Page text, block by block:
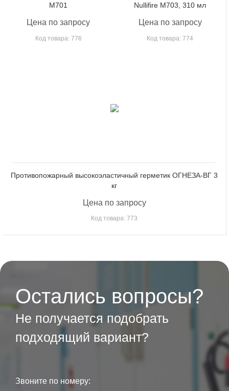
M701
Цена по запросу
Код товара: 776
Nullifire M703, 310 мл
Цена по запросу
Код товара: 774
Противопожарный высокоэластичный герметик ОГНЕЗА-ВГ 3
кг
Цена по запросу
Код товара: 773
Остались вопросы?
Не получается подобрать
подходящий вариант?
Звоните по номеру: